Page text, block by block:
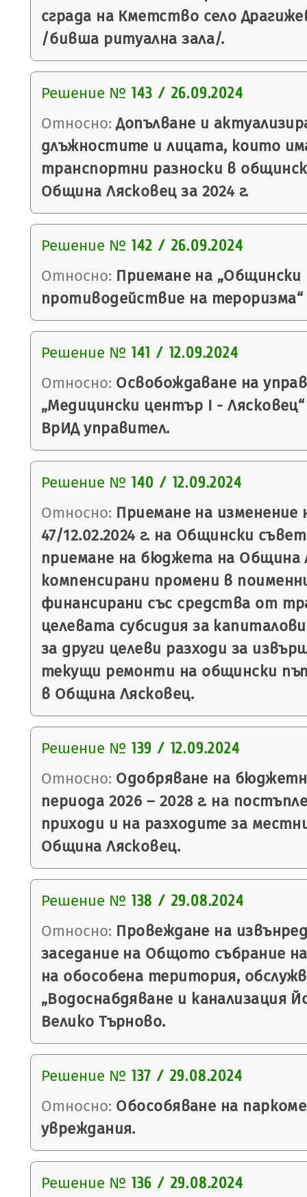
сграда на Кметство село
/бивша ритуална зала/.
Решение № 143 / 26.09.2024
Относно: Допълване и
длъжностите и лицата, които
транспортни разноски в
Община Лясковец за 2024 г.
Решение № 142 / 26.09.2024
Относно: Приемане на „Общински
противодействие на
Решение № 141 / 12.09.2024
Относно: Освобождаване на
„Медицински център I -
ВрИД управител.
Решение № 140 / 12.09.2024
Относно: Приемане на
47/12.02.2024 г. на Общински
приемане на бюджета на Община
компенсирани промени в
финансирани със средства от
целевата субсидия за
за други целеви разходи за
текущи ремонти на общински
в Община Лясковец.
Решение № 139 / 12.09.2024
Относно: Одобряване на
периода 2026 – 2028 г. на
приходи и на разходите за
Община Лясковец.
Решение № 138 / 29.08.2024
Относно: Провеждане на
заседание на Общото събрание
на обособена територия,
„Водоснабдяване и канализация
Велико Търново.
Решение № 137 / 29.08.2024
Относно: Обособяване на
увреждания.
Решение № 136 / 29.08.2024